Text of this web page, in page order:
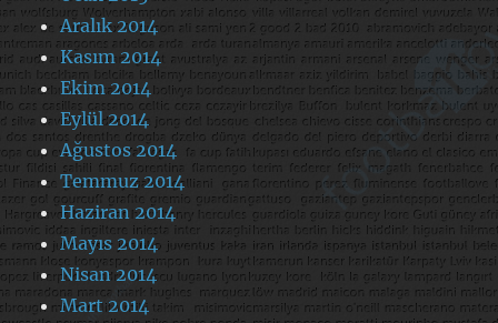
Aralık 2014
Kasım 2014
Ekim 2014
Eylül 2014
Ağustos 2014
Temmuz 2014
Haziran 2014
Mayıs 2014
Nisan 2014
Mart 2014